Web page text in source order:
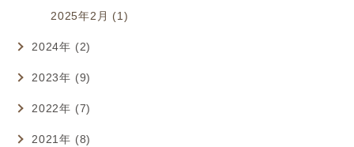
2025年2月 (1)
2024年 (2)
2023年 (9)
2022年 (7)
2021年 (8)